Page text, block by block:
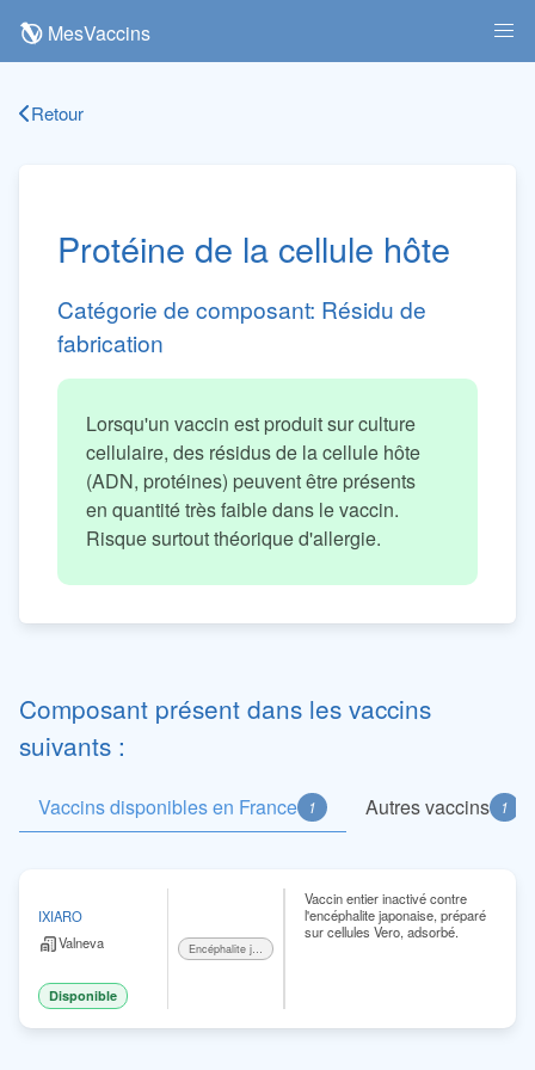
MesVaccins
Retour
Protéine de la cellule hôte
Catégorie de composant: Résidu de
fabrication
Lorsqu'un vaccin est produit sur culture
cellulaire, des résidus de la cellule hôte
(ADN, protéines) peuvent être présents
en quantité très faible dans le vaccin.
Risque surtout théorique d'allergie.
Composant présent dans les vaccins
suivants :
Vaccins disponibles en France 1 Autres vaccins 1
IXIARO
Valneva
Disponible
Encéphalite japonaise
Vaccin entier inactivé contre
l'encéphalite japonaise, préparé
sur cellules Vero, adsorbé.